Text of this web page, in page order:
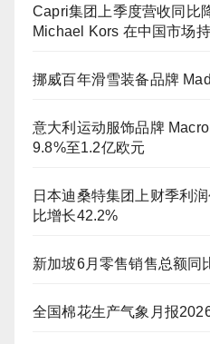
Capri集团上季度营收同比
Michael Kors 在中国市场
挪威百年滑雪装备品牌
意大利运动服饰品牌
9.8%至1.2亿欧元
日本迪桑特集团上财季利
比增长42.2%
新加坡6月零售销售总额同
全国棉花生产气象月报